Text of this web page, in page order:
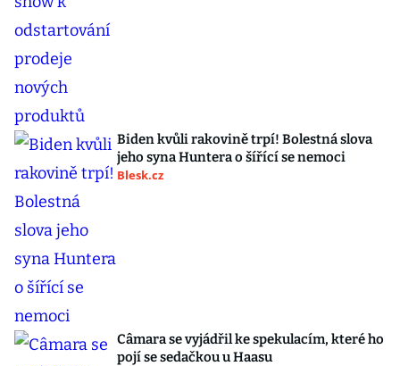
Biden kvůli rakovině trpí! Bolestná slova
jeho syna Huntera o šířící se nemoci
Blesk.cz
Câmara se vyjádřil ke spekulacím, které ho
pojí se sedačkou u Haasu